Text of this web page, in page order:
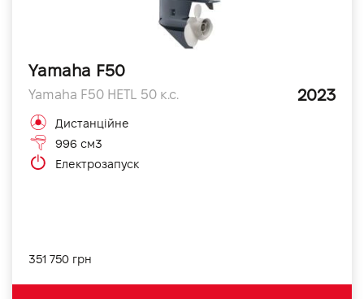
Yamaha F50
Yamaha F50 HETL 50 к.с. 2023
Дистанційне
996 см3
Електрозапуск
351 750 грн